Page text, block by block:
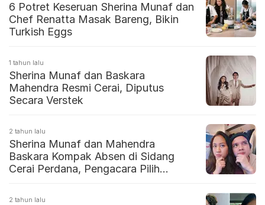
6 Potret Keseruan Sherina Munaf dan
Chef Renatta Masak Bareng, Bikin
Turkish Eggs
1 tahun lalu
Sherina Munaf dan Baskara
Mahendra Resmi Cerai, Diputus
Secara Verstek
2 tahun lalu
Sherina Munaf dan Mahendra
Baskara Kompak Absen di Sidang
Cerai Perdana, Pengacara Pilih
2 tahun lalu